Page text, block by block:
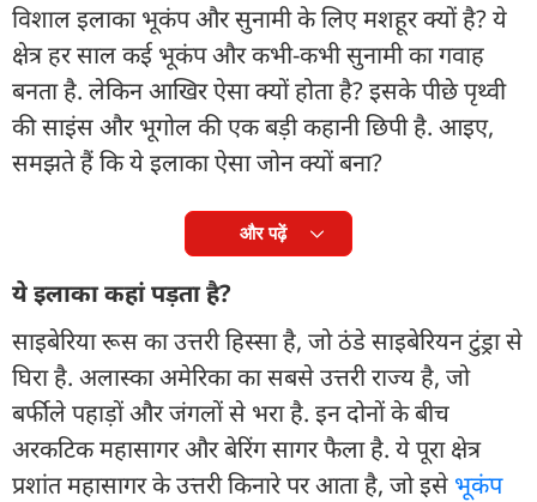
विशाल इलाका भूकंप और सुनामी के लिए मशहूर क्यों है? ये
क्षेत्र हर साल कई भूकंप और कभी-कभी सुनामी का गवाह
बनता है. लेकिन आखिर ऐसा क्यों होता है? इसके पीछे पृथ्वी
की साइंस और भूगोल की एक बड़ी कहानी छिपी है. आइए,
समझते हैं कि ये इलाका ऐसा जोन क्यों बना?
और पढ़ें
ये इलाका कहां पड़ता है?
साइबेरिया रूस का उत्तरी हिस्सा है, जो ठंडे साइबेरियन टुंड्रा से
घिरा है. अलास्का अमेरिका का सबसे उत्तरी राज्य है, जो
बर्फीले पहाड़ों और जंगलों से भरा है. इन दोनों के बीच
अरकटिक महासागर और बेरिंग सागर फैला है. ये पूरा क्षेत्र
प्रशांत महासागर के उत्तरी किनारे पर आता है, जो इसे भूकंप